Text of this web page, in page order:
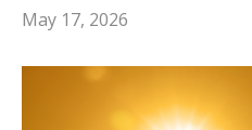
May 17, 2026